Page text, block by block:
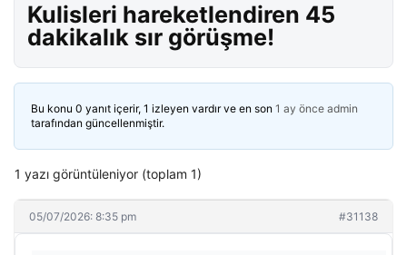
Kulisleri hareketlendiren 45
dakikalık sır görüşme!
Bu konu 0 yanıt içerir, 1 izleyen vardır ve en son 1 ay önce admin
tarafından güncellenmiştir.
1 yazı görüntüleniyor (toplam 1)
05/07/2026: 8:35 pm #31138